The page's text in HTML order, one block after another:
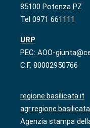
85100 Potenza PZ
Tel 0971 661111
URP
PEC: AOO-
C.F. 80002950766
regione.basilicata.it
Agenzia stampa